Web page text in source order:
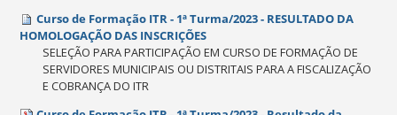
Curso de Formação ITR - 1ª Turma/2023 - RESULTADO DA
HOMOLOGAÇÃO DAS INSCRIÇÕES
SELEÇÃO PARA PARTICIPAÇÃO EM CURSO DE FORMAÇÃO DE
SERVIDORES MUNICIPAIS OU DISTRITAIS PARA A FISCALIZAÇÃO
E COBRANÇA DO ITR